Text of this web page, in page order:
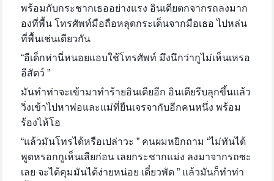
พร้อมกับกระชากเธออย่างแรง อินเดียตกจากรถลงมาก
องที่พื้น โทรศัพท์มือถือหลุดกระเด็นจากมือเธอ ไปหล่น
ที่พื้นเช่นเดียวกัน
“อีเด็กห่านี่หนอยแอบใช้โทรศัพท์ มึงนึกว่ากูไม่เห็นเหรอ
อีสัตว์ ”
มันทำท่าจะเข้ามาทำร้ายอินเดียอีก อินเดียรีบลุกขึ้นแล้ว
วิ่งเข้าไปหาพ่อและแม่ที่ยืนเจรจากับอีกคนหนึ่ง พร้อม
ร้องไห้โฮ
“แล้วมันโทรได้หรือเปล่าวะ ” คนผมหยิกถาม “ไม่ทันได้
พูดหรอกกูเห็นเสียก่อน เลยกระชากแม่ง ลงมาจากรถซะ
เลย จะได้คุมมันได้ง่ายหน่อย เดี๋ยวพัด ” แล้วมันก็ทำท่า